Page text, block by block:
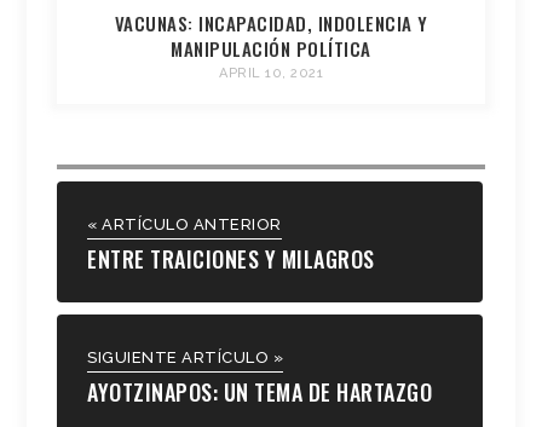
VACUNAS: INCAPACIDAD, INDOLENCIA Y
MANIPULACIÓN POLÍTICA
APRIL 10, 2021
« ARTÍCULO ANTERIOR
ENTRE TRAICIONES Y MILAGROS
SIGUIENTE ARTÍCULO »
AYOTZINAPOS: UN TEMA DE HARTAZGO